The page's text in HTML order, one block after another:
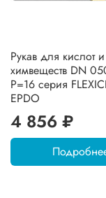
Рукав для кислот и
химвеществ DN
P=16 серия
EPDO
4 856 ₽